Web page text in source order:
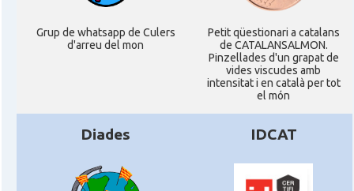
Grup de whatsapp de Culers
d'arreu del mon
Petit qüestionari a catalans
de CATALANSALMON.
Pinzellades d'un grapat de
vides viscudes amb
intensitat i en català per tot
el món
Diades IDCAT